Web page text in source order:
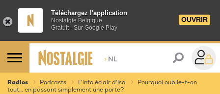
Téléchargez l'application
Nostalgie Belgique
Gratuit - Sur Google Play
OUVRIR
> NL
Radios Podcasts L'info éclair d'Isa
Pourquoi oublie-t-on
tout… en passant simplement une porte?